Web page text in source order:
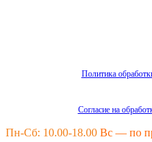
Политика
Согласие на
Пн-Сб: 10.00-18.00 Вс — по